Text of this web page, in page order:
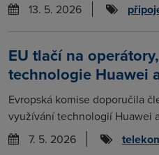
13. 5. 2026
EU tlačí na
technologie Huawei
Evropská komise doporučila
využívání technologií Huawei
7. 5. 2026